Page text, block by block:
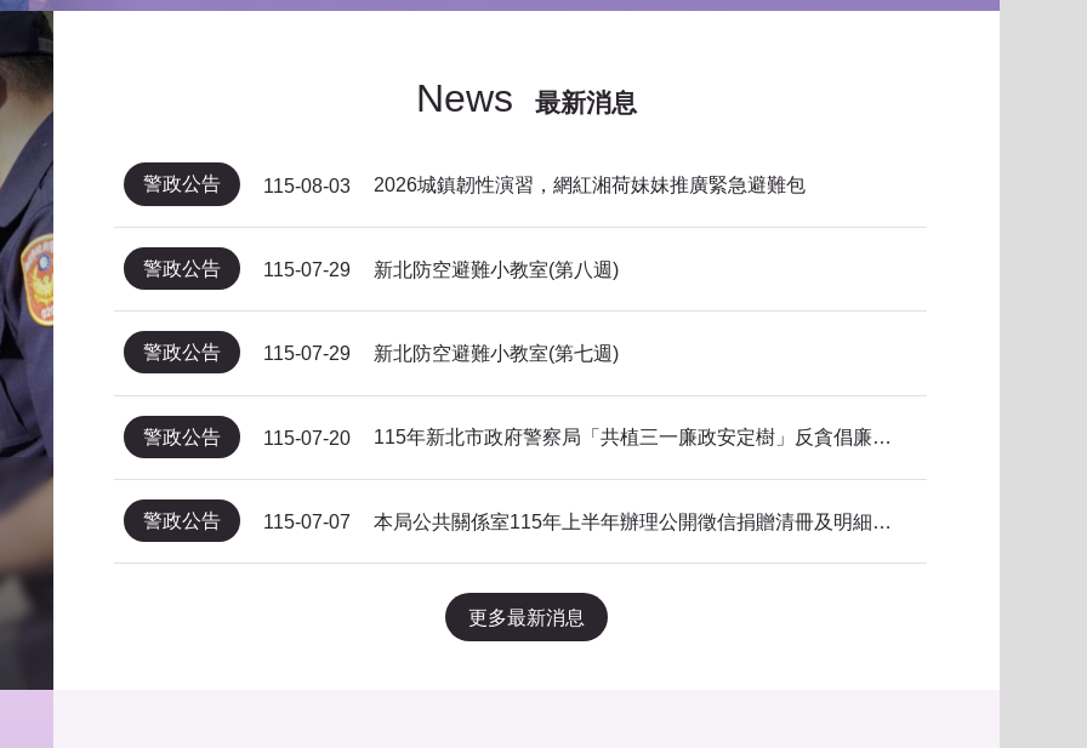
News 最新消息
警政公告 115-08-03 2026城鎮韌性演習，網紅湘荷妹妹推廣緊急避難包
警政公告 115-07-29 新北防空避難小教室(第八週)
警政公告 115-07-29 新北防空避難小教室(第七週)
警政公告 115-07-20 115年新北市政府警察局「共植三一廉政安定樹」反貪倡廉有獎徵答得獎名單公告
警政公告 115-07-07 本局公共關係室115年上半年辦理公開徵信捐贈清冊及明細表，依公益勸募條例公告。
更多最新消息